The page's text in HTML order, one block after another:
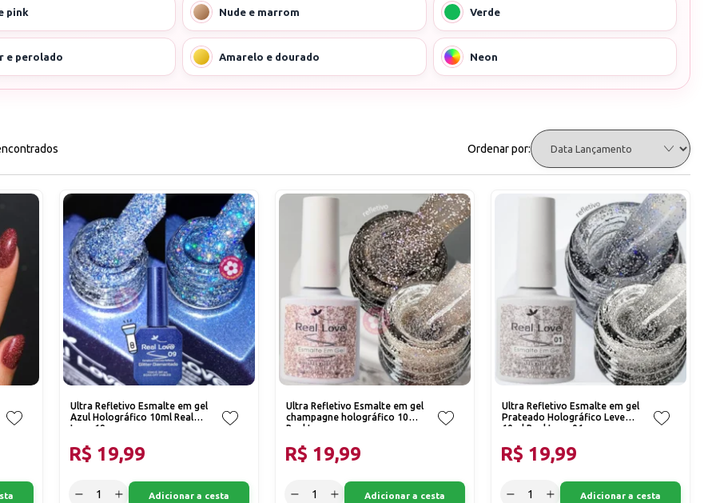
pink Nude e marrom Verde
e perolado Amarelo e dourado Neon
Ordenar por:
Ultra Refletivo Esmalte em gel
Azul Holográfico 10ml Real
Love 19
R$ 19,99
Adicionar a cesta
Ultra Refletivo Esmalte em gel
champagne holográfico 10ml
Real Love
R$ 19,99
Adicionar a cesta
Ultra Refletivo Esmalte em gel
Prateado Holográfico Leve
10ml Real Love 01
R$ 19,99
Adicionar a cesta